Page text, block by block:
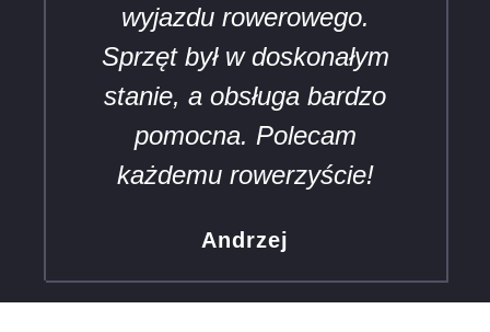
wyjazdu rowerowego.
Sprzęt był w doskonałym
stanie, a obsługa bardzo
pomocna. Polecam
każdemu rowerzyście!
Andrzej